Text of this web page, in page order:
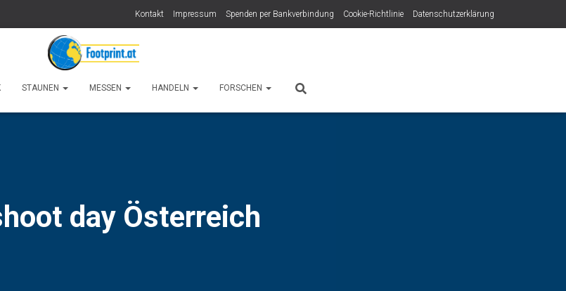
Kontakt Impressum Spenden per Bankverbindung Cookie-Richtlinie Datenschutzerklärung
STAUNEN MESSEN HANDELN FORSCHEN
day Österreich